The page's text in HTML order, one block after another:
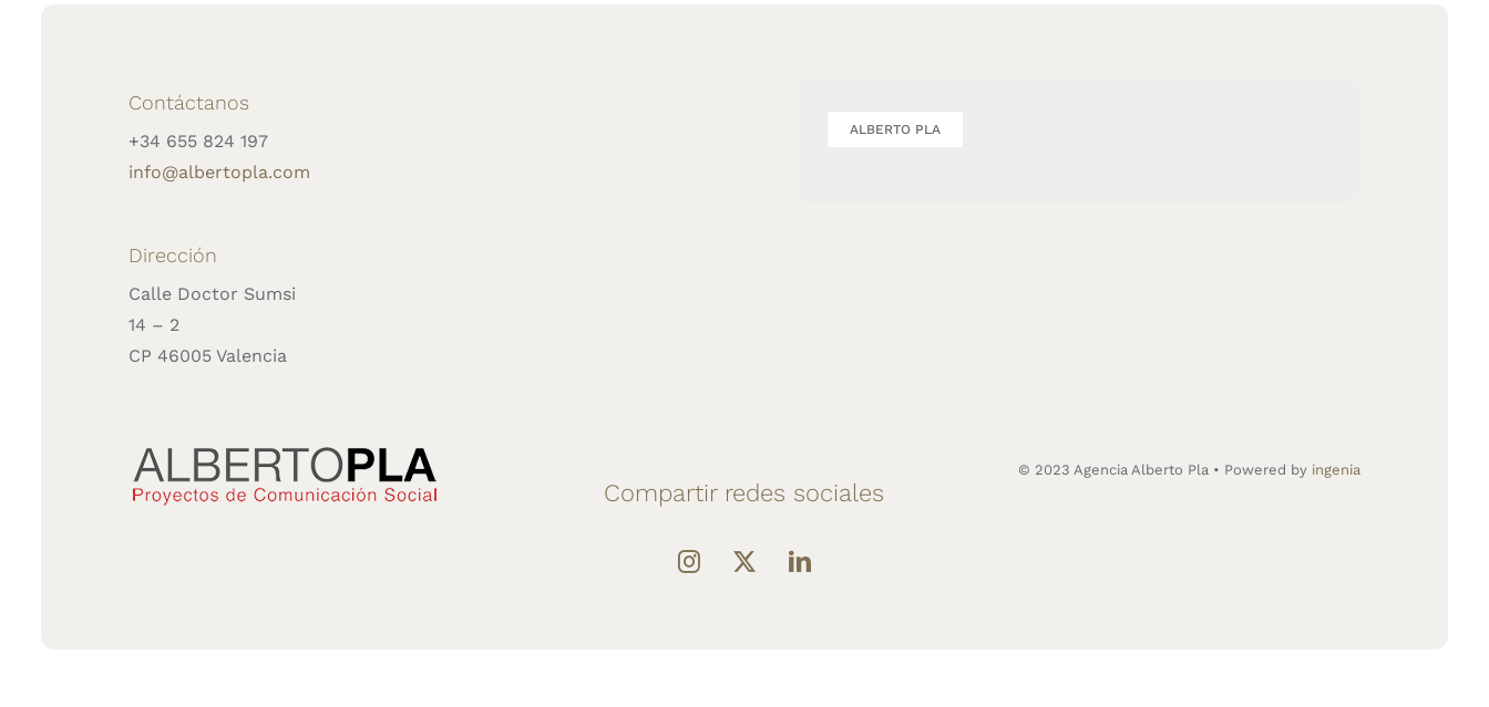
Contáctanos
+34 655 824 197
info@albertopla.com
Dirección
Calle Doctor Sumsi
14 – 2
CP 46005 Valencia
ALBERTO PLA
Compartir redes sociales
© 2023 Agencia Alberto Pla • Powered by ingenia